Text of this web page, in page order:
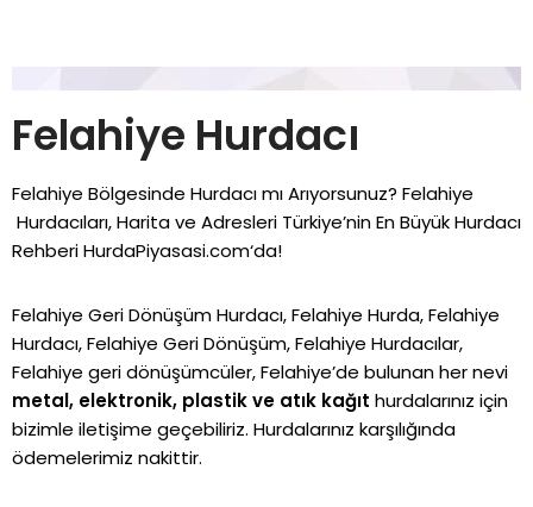
Felahiye Hurdacı
Felahiye Bölgesinde Hurdacı mı Arıyorsunuz? Felahiye
Hurdacıları, Harita ve Adresleri Türkiye’nin En Büyük Hurdacı
RehberiHurdaPiyasasi.com‘da!
Felahiye Geri Dönüşüm Hurdacı, Felahiye Hurda, Felahiye
Hurdacı, Felahiye Geri Dönüşüm, Felahiye Hurdacılar,
Felahiye geri dönüşümcüler, Felahiye’de bulunan her nevi
metal, elektronik, plastik ve atık kağıt hurdalarınız için
bizimle iletişime geçebiliriz. Hurdalarınız karşılığında
ödemelerimiz nakittir.